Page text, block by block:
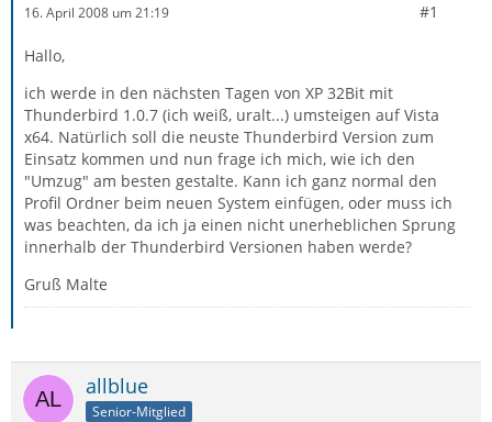
16. April 2008 um 21:19 #1
Hallo,
ich werde in den nächsten Tagen von XP 32Bit mit
Thunderbird 1.0.7 (ich weiß, uralt...) umsteigen auf Vista
x64. Natürlich soll die neuste Thunderbird Version zum
Einsatz kommen und nun frage ich mich, wie ich den
"Umzug" am besten gestalte. Kann ich ganz normal den
Profil Ordner beim neuen System einfügen, oder muss ich
was beachten, da ich ja einen nicht unerheblichen Sprung
innerhalb der Thunderbird Versionen haben werde?
Gruß Malte
allblue
Senior-Mitglied